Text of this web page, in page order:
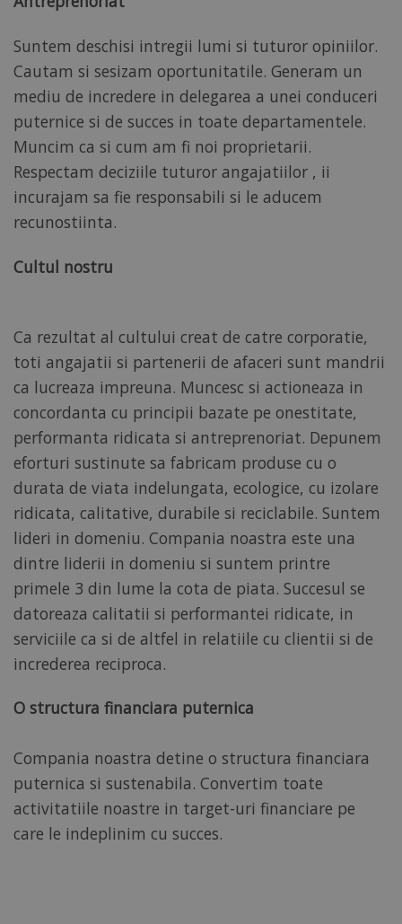
Suntem deschisi intregii lumi si tuturor opiniilor.
Cautam si sesizam oportunitatile. Generam un
mediu de incredere in delegarea a unei conduceri
puternice si de succes in toate departamentele.
Muncim ca si cum am fi noi proprietarii.
Respectam deciziile tuturor angajatiilor , ii
incurajam sa fie responsabili si le aducem
recunostiinta.
Cultul nostru
Ca rezultat al cultului creat de catre corporatie,
toti angajatii si partenerii de afaceri sunt mandrii
ca lucreaza impreuna. Muncesc si actioneaza in
concordanta cu principii bazate pe onestitate,
performanta ridicata si antreprenoriat. Depunem
eforturi sustinute sa fabricam produse cu o
durata de viata indelungata, ecologice, cu izolare
ridicata, calitative, durabile si reciclabile. Suntem
lideri in domeniu. Compania noastra este una
dintre liderii in domeniu si suntem printre
primele 3 din lume la cota de piata. Succesul se
datoreaza calitatii si performantei ridicate, in
serviciile ca si de altfel in relatiile cu clientii si de
increderea reciproca.
O structura financiara puternica
Compania noastra detine o structura financiara
puternica si sustenabila. Convertim toate
activitatiile noastre in target-uri financiare pe
care le indeplinim cu succes.
consimțământ
ale
cookie-
urilor
Este
necesar
ca
bannerul
Cookie-
NUME
PROVIDER
/
DOMENIU
EXPIRAREDESCRIERE
_gat_UA-
320446-
1
.deceuninck.ro
53
secunde
Acesta
este
un
modul
tip
setat
de
Google
Analytics,
care
numărul
unic
de
identitate
al
NUME
PROVIDER
/
DOMENIU
EXPIRAREDESCRIERE
SM .c.clarity.ms
Acesta
este
un
cookie
Microsoft
MSN
de la
prima
parte
pe
site-
ului
web
pentru
NUME
PROVIDER
/
EXPIRAREDESCRIERE
_clsk Microsoft
.deceuninck.ro
1 zi
_clck .deceuninck.ro
1 an